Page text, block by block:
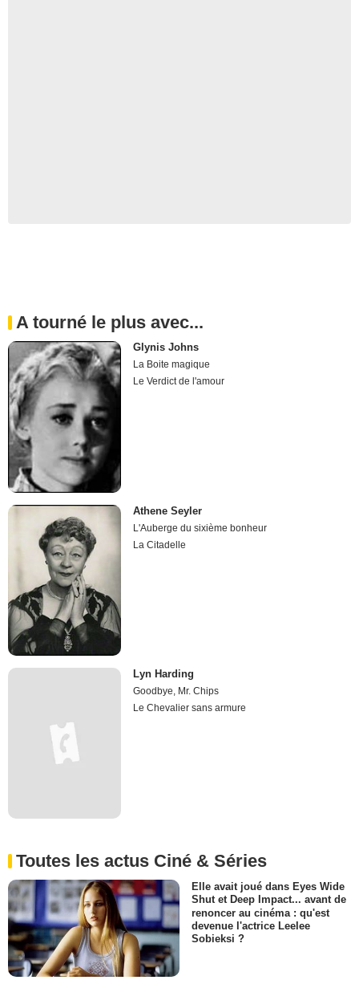
A tourné le plus avec...
Glynis Johns
La Boite magique
Le Verdict de l'amour
Athene Seyler
L'Auberge du sixième bonheur
La Citadelle
Lyn Harding
Goodbye, Mr. Chips
Le Chevalier sans armure
Toutes les actus Ciné & Séries
Elle avait joué dans Eyes Wide
Shut et Deep Impact... avant de
renoncer au cinéma : qu'est
devenue l'actrice Leelee
Sobieksi ?